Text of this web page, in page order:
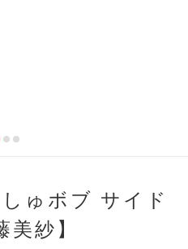
ゅボブ サイド
美紗】